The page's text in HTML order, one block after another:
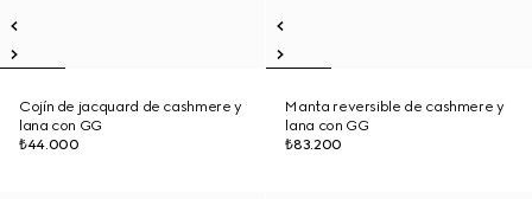
Cojín de jacquard de cashmere y
lana con GG
₺44.000
Manta reversible de cashmere y
lana con GG
₺83.200